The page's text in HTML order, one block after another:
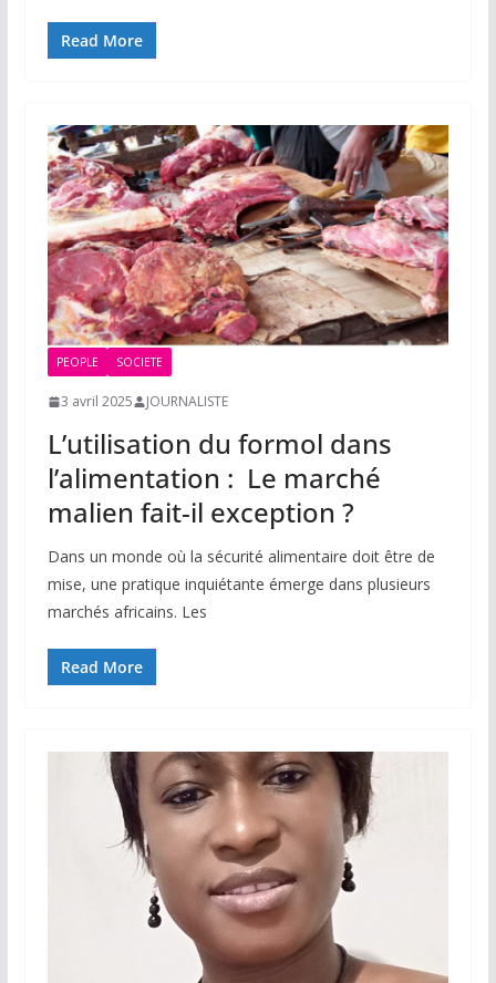
Read More
PEOPLE SOCIETE
3 avril 2025 JOURNALISTE
L’utilisation du formol dans
l’alimentation : Le marché
malien fait-il exception ?
Dans un monde où la sécurité alimentaire doit être de
mise, une pratique inquiétante émerge dans plusieurs
marchés africains. Les
Read More